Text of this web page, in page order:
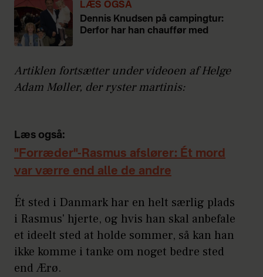
LÆS OGSÅ
Dennis Knudsen på campingtur:
Derfor har han chauffør med
Artiklen fortsætter under videoen af Helge
Adam Møller, der ryster martinis:
Læs også:
"Forræder"-Rasmus afslører: Ét mord
var værre end alle de andre
Ét sted i Danmark har en helt særlig plads
i Rasmus' hjerte, og hvis han skal anbefale
et ideelt sted at holde sommer, så kan han
ikke komme i tanke om noget bedre sted
end Ærø.